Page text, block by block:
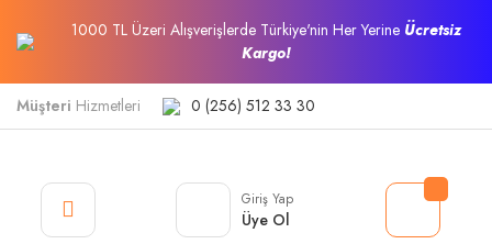
1000 TL Üzeri Alışverişlerde Türkiye'nin Her Yerine Ücretsiz
Kargo!
Müşteri Hizmetleri 0 (256) 512 33 30
Giriş Yap
Üye Ol